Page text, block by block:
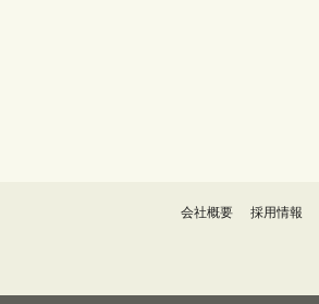
会社概要 採用情報